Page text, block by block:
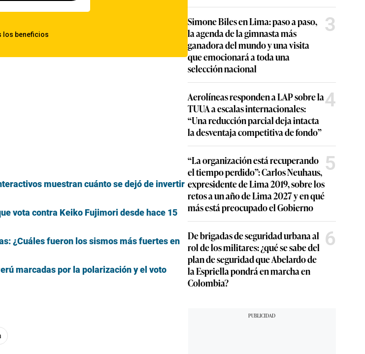
muestran cuánto se dejó de invertir
vota contra Keiko Fujimori desde hace 15
¿Cuáles fueron los sismos más fuertes en
marcadas por la polarización y el voto
Simone Biles en Lima: paso a paso,
la agenda de la gimnasta más
ganadora del mundo y una visita
que emocionará a toda una
selección nacional
3
Aerolíneas responden a LAP sobre la
TUUA a escalas internacionales:
“Una reducción parcial deja intacta
la desventaja competitiva de fondo”
4
“La organización está recuperando
el tiempo perdido”: Carlos Neuhaus,
expresidente de Lima 2019, sobre los
retos a un año de Lima 2027 y en qué
más está preocupado el Gobierno
5
De brigadas de seguridad urbana al
rol de los militares: ¿qué se sabe del
plan de seguridad que Abelardo de
la Espriella pondrá en marcha en
Colombia?
6